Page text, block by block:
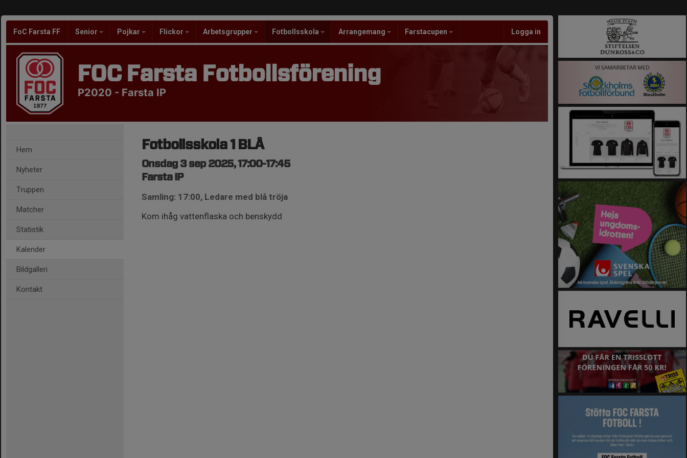
FoC Farsta FF Senior Pojkar Flickor Arbetsgrupper Fotbollsskola Arrangemang Farstacupen Logga in
FOC Farsta Fotbollsförening
P2020 - Farsta IP
Hem
Nyheter
Truppen
Matcher
Statistik
Kalender
Bildgalleri
Kontakt
Fotbollsskola 1 BLÅ
Onsdag 3 sep 2025, 17:00-17:45
Farsta IP
Samling: 17:00, Ledare med blå tröja
Kom ihåg vattenflaska och benskydd